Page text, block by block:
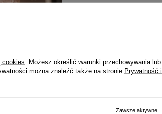
cookies . Możesz określić warunki przechowywania lub
można znaleźć także na stronie Prywatność i
Zawsze aktywne